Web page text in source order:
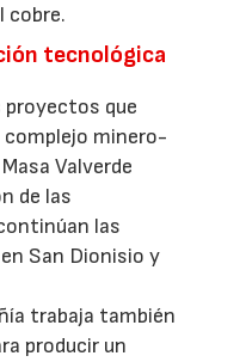
cobre.
tecnológica
que
complejo minero-
Valverde
de las
las
San Dionisio y
trabaja también
producir un